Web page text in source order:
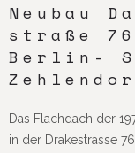
Neubau
straße
Berlin-
Das Flach­dach der
in der Drakestrasse